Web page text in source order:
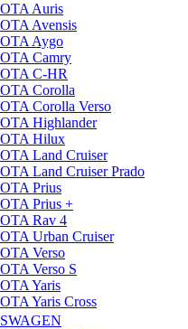
Auris
Avensis
Aygo
Camry
C-HR
Corolla
Corolla Verso
Highlander
Hilux
Land Cruiser
Land Cruiser Prado
Prius
Prius +
Rav 4
Urban Cruiser
Verso
Verso S
Yaris
Yaris Cross